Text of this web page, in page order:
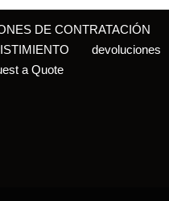
DE CONTRATACIÓN
devoluciones
a Quote